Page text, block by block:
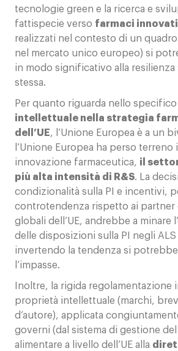
tecnologie green e la ricerca e
fattispecie verso farmaci
realizzati nel contesto di un
nel mercato unico europeo) si
in modo significativo alla resilienza
stessa.
Per quanto riguarda nello specifico
intellettuale nella strategia
dell’UE, l’Unione Europea è a un
l’Unione Europea ha perso terreno
innovazione farmaceutica, il
più alta intensità di R&S. La
condizionalità sulla PI e incentivi,
controtendenza rispetto ai partner
globali dell’UE, andrebbe a minare
delle disposizioni sulla PI negli ALS
invertendo la tendenza si
l’impasse.
Inoltre, la rigida regolamentazione
proprietà intellettuale (marchi,
d’autore), applicata
governi (dal sistema di gestione
alimentare a livello dell’UE alla